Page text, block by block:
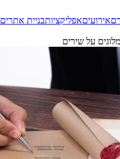
אירועיםאפליקציותבניית אתרים
על שירים